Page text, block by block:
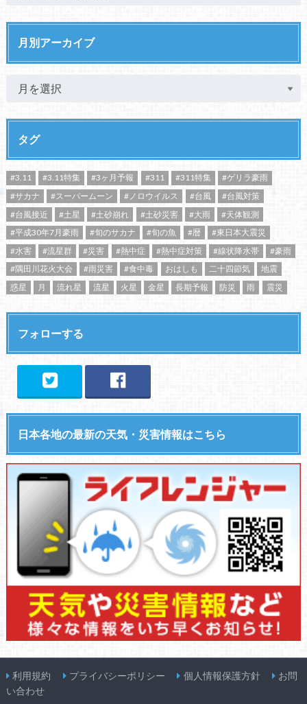
月別アーカイブ
タグ
#3.11 #3.11特集 #3ヶ月予報 #311 #311特集
#ゲリラ豪雨
#サカナ
#スーパームーン #ノロウイルス #台風
#台風対策
#台風接近
#土星 #土砂崩れ #土砂災害 #大雨
#天体観測
#平成30年7月豪雨
#旬のサカナ #旬の魚 #暦
#東日本大震災
#水害
#流星群 #災害 #熱中症 #熱中症対策 #線状降水帯
#豪雨
#隅田川花火大会
#雨災害 #食中毒 おはしも 二十四節気
地震
惑星
月 流れ星 流星 火星 金星 長期予報 防災 雨 震災
フォローする
日本各地の最新の天気・災害情報はこちら
利用規約 プライバシーポリシー 個人情報保護方針
お問
い合わせ